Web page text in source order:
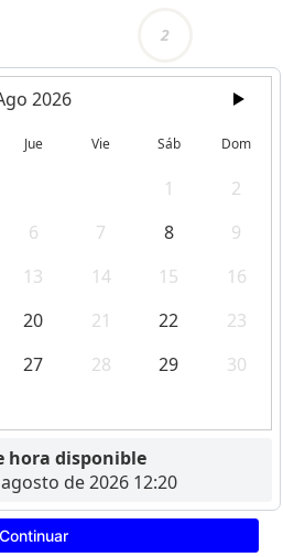
2
2026
Jue Vie Sáb Dom
1
2
6 7 8
9
13 14 15
16
20 21 22
23
27 28 29
30
hora disponible
de 2026 12:20
Continuar